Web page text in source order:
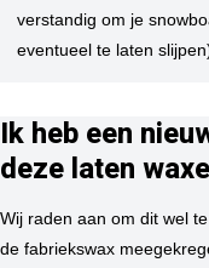
verstandig om je
eventueel te laten
Ik heb een
deze laten
Wij raden aan om dit wel
de fabriekswax